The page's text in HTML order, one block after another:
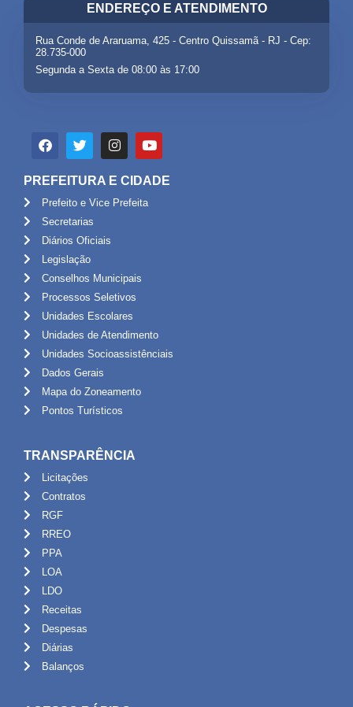
ENDEREÇO E ATENDIMENTO
Rua Conde de Araruama, 425 - Centro Quissamã - RJ - Cep:
28.735-000
Segunda a Sexta de 08:00 às 17:00
PREFEITURA E CIDADE
Prefeito e Vice Prefeita
Secretarias
Diários Oficiais
Legislação
Conselhos Municipais
Processos Seletivos
Unidades Escolares
Unidades de Atendimento
Unidades Socioassistênciais
Dados Gerais
Mapa do Zoneamento
Pontos Turísticos
TRANSPARÊNCIA
Licitações
Contratos
RGF
RREO
PPA
LOA
LDO
Receitas
Despesas
Diárias
Balanços